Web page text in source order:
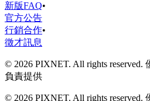
新版FAQ•
官方公告
行銷合作•
徵才訊息
© 2026 PIXNET. All rights reserved.
負責提供
© 2026 PIXNET. All rights reserved.